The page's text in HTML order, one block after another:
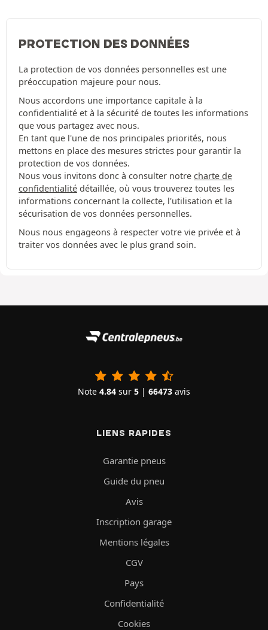
PROTECTION DES DONNÉES
La protection de vos données personnelles est une
préoccupation majeure pour nous.
Nous accordons une importance capitale à la
confidentialité et à la sécurité de toutes les informations
que vous partagez avec nous.
En tant que l'une de nos principales priorités, nous
mettons en place des mesures strictes pour garantir la
protection de vos données.
Nous vous invitons donc à consulter notre charte de
confidentialité détaillée, où vous trouverez toutes les
informations concernant la collecte, l'utilisation et la
sécurisation de vos données personnelles.
Nous nous engageons à respecter votre vie privée et à
traiter vos données avec le plus grand soin.
Note 4.84 sur 5 | 66473 avis
LIENS RAPIDES
Garantie pneus
Guide du pneu
Avis
Inscription garage
Mentions légales
CGV
Pays
Confidentialité
Cookies